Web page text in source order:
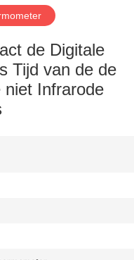
de Digitale
Tijd van de de
Infrarode